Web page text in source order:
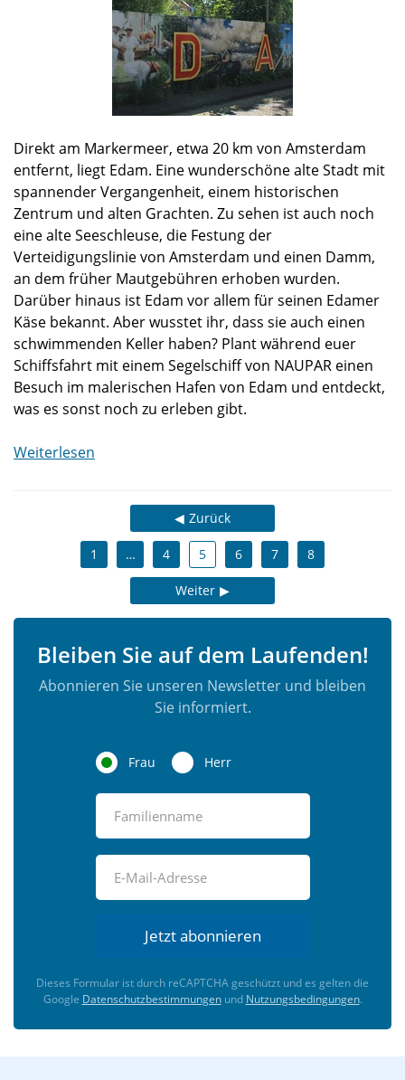
Direkt am Markermeer, etwa 20 km von Amsterdam
entfernt, liegt Edam. Eine wunderschöne alte Stadt mit
spannender Vergangenheit, einem historischen
Zentrum und alten Grachten. Zu sehen ist auch noch
eine alte Seeschleuse, die Festung der
Verteidigungslinie von Amsterdam und einen Damm,
an dem früher Mautgebühren erhoben wurden.
Darüber hinaus ist Edam vor allem für seinen Edamer
Käse bekannt. Aber wusstet ihr, dass sie auch einen
schwimmenden Keller haben? Plant während euer
Schiffsfahrt mit einem Segelschiff von NAUPAR einen
Besuch im malerischen Hafen von Edam und entdeckt,
was es sonst noch zu erleben gibt.
Weiterlesen
Zurück
1 … 4 5 6 7 8
Weiter
Bleiben Sie auf dem Laufenden!
Abonnieren Sie unseren Newsletter und bleiben
Sie informiert.
Frau Herr
Jetzt abonnieren
Dieses Formular ist durch reCAPTCHA geschützt und es gelten die
Google Datenschutzbestimmungenund Nutzungsbedingungen.